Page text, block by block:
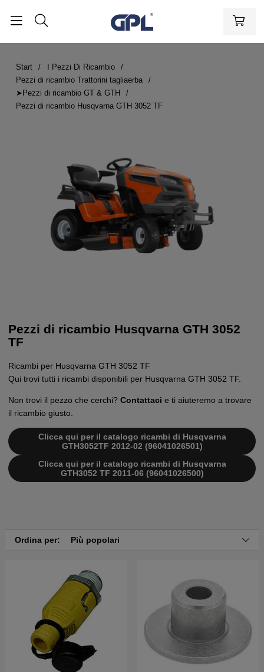
Start
I Pezzi Di Ricambio
Pezzi di ricambio Trattorini tagliaerba
➤Pezzi di ricambio GT & GTH
Pezzi di ricambio Husqvarna GTH 3052 TF
Pezzi di ricambio Husqvarna GTH 3052
TF
Ricambi per Husqvarna GTH 3052 TF
Qui trovi tutti i ricambi disponibili per Husqvarna GTH 3052 TF.
Non trovi il pezzo che cerchi? Contattaci e ti aiuteremo a trovare
il ricambio giusto.
Clicca qui per il catalogo ricambi di Husqvarna
GTH3052TF 2012-02 (96041026501)
Clicca qui per il catalogo ricambi di Husqvarna
GTH3052 TF 2011-06 (96041026500)
Ordina per: Più popolari